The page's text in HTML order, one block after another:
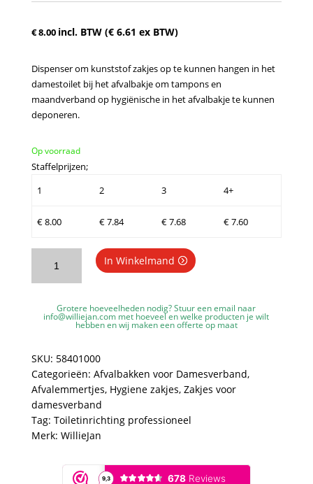
€8.00 incl. BTW (€6.61 ex BTW)
Dispenser om kunststof zakjes op te kunnen hangen in het
damestoilet bij het afvalbakje om tampons en
maandverband op hygiënische in het afvalbakje te kunnen
deponeren.
Op voorraad
Staffelprijzen;
1
2 3 4+
€8.00 €7.84 €7.68 €7.60
Dames
Hygiëne
Dispenser
Witte
Dispenser
voor
een
Hygiënisch
Damestoilet
In Winkelmand
Grotere hoeveelheden nodig? Stuur een email naar
info@williejan.com met hoeveel en welke producten je wilt
hebben en wij maken een offerte op maat
SKU: 58401000
Categorieën: Afvalbakken voor Damesverband,
Afvalemmertjes, Hygiene zakjes, Zakjes voor
damesverband
Tag: Toiletinrichting professioneel
Merk: WillieJan